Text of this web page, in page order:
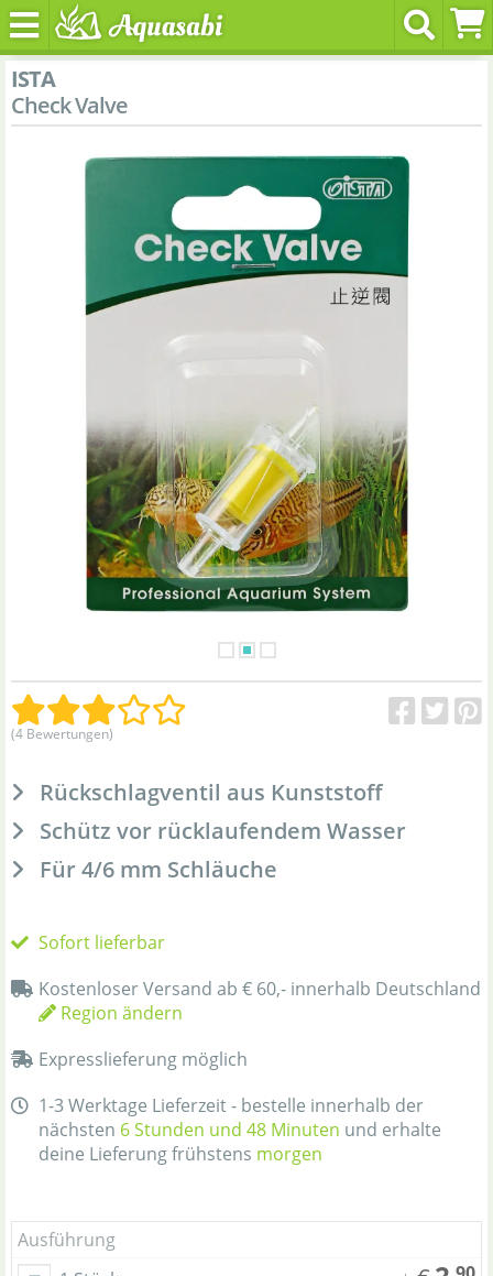
ISTA
Check Valve
(4 Bewertungen)
Rückschlagventil aus Kunststoff
Schütz vor rücklaufendem Wasser
Für 4/6 mm Schläuche
Sofort lieferbar
Kostenloser Versand ab € 60,- innerhalb Deutschland
Region ändern
Expresslieferung möglich
1-3 Werktage Lieferzeit - bestelle innerhalb der
nächsten 6 Stunden und 48 Minuten und erhalte
deine Lieferung frühstens morgen
Ausführung